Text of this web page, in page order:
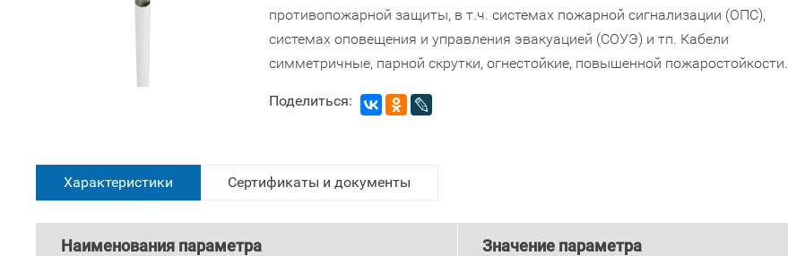
противопожарной защиты, в т.ч. системах пожарной сигнализации (ОПС),
системах оповещения и управления эвакуацией (СОУЭ) и тп. Кабели
симметричные, парной скрутки, огнестойкие, повышенной пожаростойкости.
Поделиться:
Характеристики Сертификаты и документы
Наименования параметра Значение параметра